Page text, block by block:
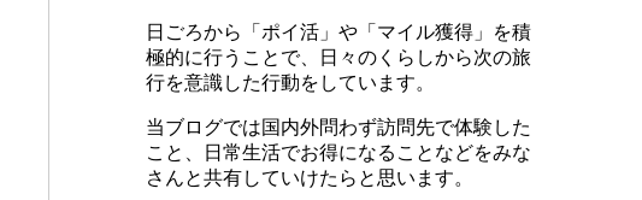
日ごろから「ポイ活」や「マイル獲得」を積
極的に行うことで、日々のくらしから次の旅
行を意識した行動をしています。
当ブログでは国内外問わず訪問先で体験した
こと、日常生活でお得になることなどをみな
さんと共有していけたらと思います。